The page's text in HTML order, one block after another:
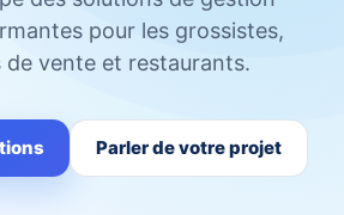
pour les grossistes,
vente et restaurants.
Parler de votre projet